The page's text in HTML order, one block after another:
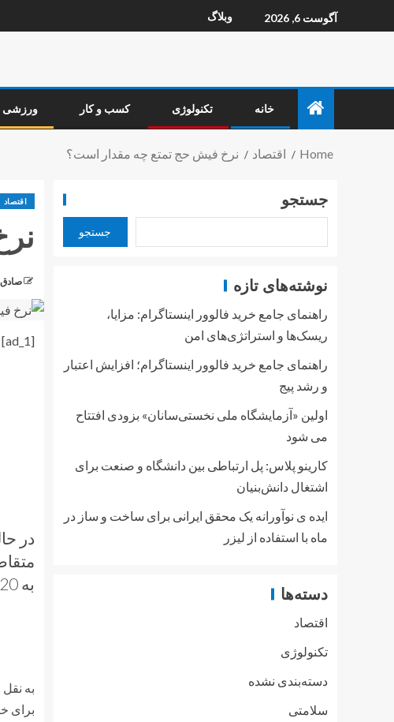
آگوست 6, 2026 وبلاگ
خانه تکنولوژی کسب و کار ورزشی
Home اقتصاد نرخ فیش حج تمتع چه مقدار است؟
اقتصاد
صادق
[ad_1]
به 120 میلیون تومان شده است.
به
جستجو
جستجو
نوشته‌های تازه
راهنمای جامع خرید فالوور اینستاگرام: مزایا،
ریسک‌ها و استراتژی‌های امن
راهنمای جامع خرید فالوور اینستاگرام؛ افزایش اعتبار
و رشد پیج
اولین «آزمایشگاه ملی نخستی‌سانان» بزودی افتتاح
می شود
کارینو پلاس: پل ارتباطی بین دانشگاه و صنعت برای
اشتغال دانش‌بنیان
ایده ی نوآورانه یک محقق ایرانی برای ساخت و ساز در
ماه با استفاده از لیزر
دسته‌ها
اقتصاد
تکنولوژی
دسته‌بندی نشده
سلامتی